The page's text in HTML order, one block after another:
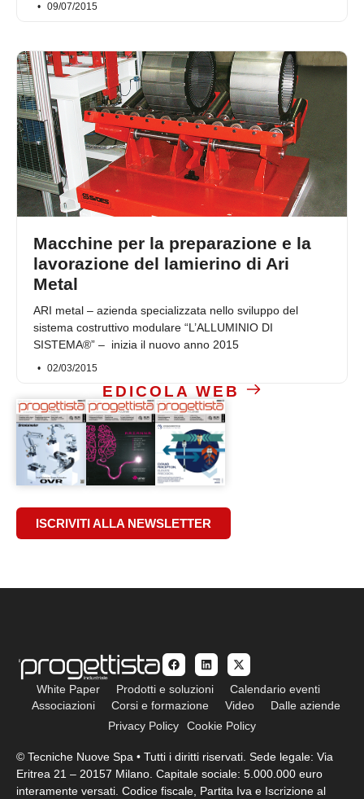
09/07/2015
Macchine per la preparazione e la
lavorazione del lamierino di Ari
Metal
ARI metal – azienda specializzata nello sviluppo del
sistema costruttivo modulare “L’ALLUMINIO DI
SISTEMA®” – inizia il nuovo anno 2015
02/03/2015
EDICOLA WEB
ISCRIVITI ALLA NEWSLETTER
White Paper Prodotti e soluzioni
Calendario eventi
Associazioni
Corsi e formazione Video
Dalle aziende
Privacy Policy
Cookie Policy
© Tecniche Nuove Spa • Tutti i diritti riservati. Sede legale: Via
Eritrea 21 – 20157 Milano. Capitale sociale: 5.000.000 euro
interamente versati. Codice fiscale, Partita Iva e Iscrizione al